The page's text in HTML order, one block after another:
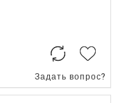
Задать вопрос?